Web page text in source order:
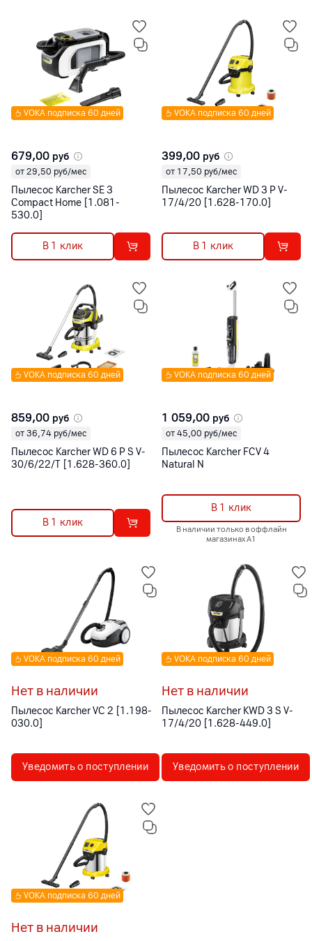
VOKA подписка 60 дней
679,00 руб
от 29,50 руб/мес
Пылесос Karcher SE 3
Compact Home [1.081-
530.0]
В 1 клик
VOKA подписка 60 дней
399,00 руб
от 17,50 руб/мес
Пылесос Karcher WD 3 P V-
17/4/20 [1.628-170.0]
В 1 клик
VOKA подписка 60 дней
859,00 руб
от 36,74 руб/мес
Пылесос Karcher WD 6 P S V-
30/6/22/T [1.628-360.0]
В 1 клик
VOKA подписка 60 дней
1 059,00 руб
от 45,00 руб/мес
Пылесос Karcher FCV 4
Natural N
В 1 клик
В наличии только в оффлайн
магазинах А1
VOKA подписка 60 дней
Нет в наличии
Пылесос Karcher VC 2 [1.198-
030.0]
Уведомить о поступлении
VOKA подписка 60 дней
Нет в наличии
Пылесос Karcher KWD 3 S V-
17/4/20 [1.628-449.0]
Уведомить о поступлении
VOKA подписка 60 дней
Нет в наличии